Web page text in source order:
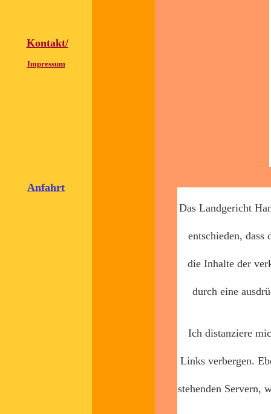
Kontakt/
Impressum
Anfahrt
Das Landgericht
entschieden,
die Inhalte der
durch eine
Ich distanziere
Links verbergen.
stehenden Servern,